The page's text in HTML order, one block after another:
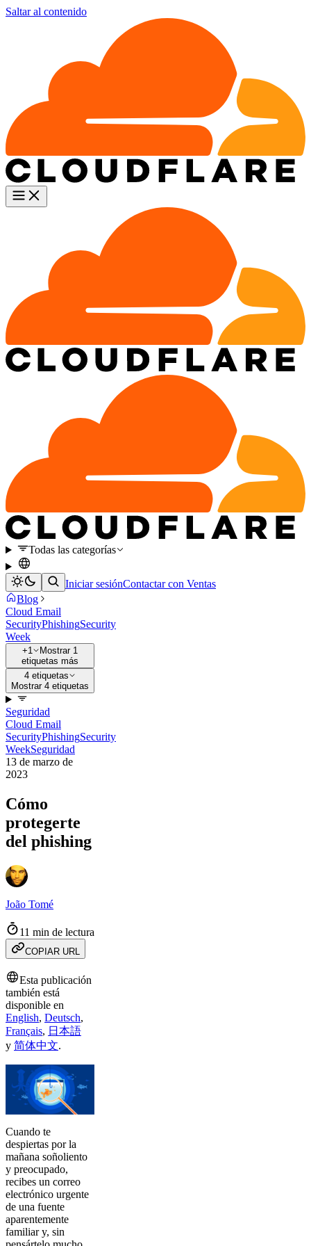
Saltar al contenido
Todas las categorías
Iniciar sesiónContactar con Ventas
Blog
Cloud Email
SecurityPhishingSecurity
Week
+1
Mostrar 1
etiquetas más
4 etiquetas
Mostrar 4 etiquetas
Seguridad
Cloud Email
SecurityPhishingSecurity
WeekSeguridad
13 de marzo de
2023
Cómo
protegerte
del phishing
João Tomé
11 min de lectura
COPIAR URL
Esta publicación
también está
disponible en
English, Deutsch,
Français, 日本語
y 简体中文.
Cuando te
despiertas por la
mañana soñoliento
y preocupado,
recibes un correo
electrónico urgente
de una fuente
aparentemente
familiar y, sin